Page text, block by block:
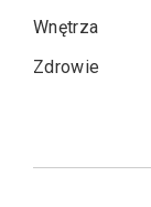
Wnętrza
Zdrowie